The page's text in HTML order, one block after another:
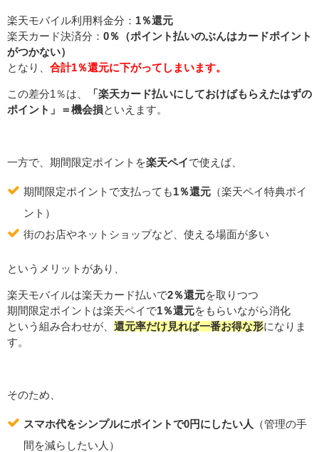
楽天モバイル利用料金分： 1％還元
楽天カード決済分： 0％（ポイント払いのぶんはカードポイント
がつかない）
となり、 合計1％還元に下がってしまいます。
この差分1％は、
「楽天カード払いにしておけばもらえたはずの
ポイント」＝機会損 といえます。
一方で、期間限定ポイントを楽天ペイ で使えば、
期間限定ポイントで支払っても 1％還元（楽天ペイ特典ポイ
ント）
街のお店やネットショップなど、使える場面が多い
というメリットがあり、
楽天モバイルは楽天カード払いで2％還元を取りつつ
期間限定ポイントは楽天ペイで1％還元をもらいながら消化
という組み合わせが、 還元率だけ見れば一番お得な形になりま
す。
そのため、
スマホ代をシンプルにポイントで0円にしたい人 （管理の手
間を減らしたい人）